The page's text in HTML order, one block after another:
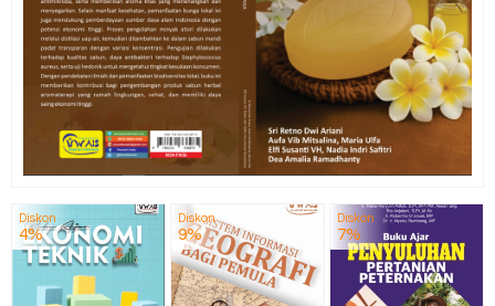
Diskon
4%
Diskon
9%
Diskon
7%